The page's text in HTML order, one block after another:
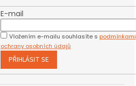
E-mail
Vložením e-mailu souhlasíte s podmínkami
ochrany osobních údajů
PŘIHLÁSIT SE